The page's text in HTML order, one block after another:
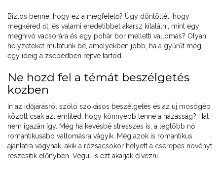
Biztos benne, hogy ez a megfelelő? Úgy döntöttél, hogy
megkéred őt, és valami eredetibbet akarsz kitalálni, mint egy
meghívó vacsorára és egy pohár bor melletti vallomás? Olyan
helyzeteket mutatunk be, amelyekben jobb, ha a gyűrűt még
egy ideig a zsebedben rejtve tartod.
Ne hozd fel a témát beszélgetés
közben
In az időjárásról szóló szokásos beszélgetés és az új mosógép
között csak azt említed, hogy könnyebb lenne a házasság? Hát
nem igazán így. Még ha kevésbé stresszes is, a legtöbb nő
romantikusabb vallomásra vágyik. Még azok is romantikus
ajánlatra vágynak, akik a rózsacsokor helyett a cserepes növényt
részesítik előnyben. Végül is ezt akarják élvezni.